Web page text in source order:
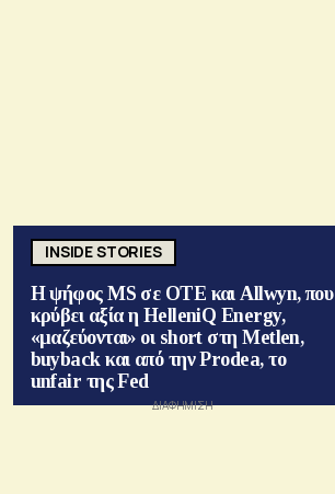
INSIDE STORIES
Η ψήφος MS σε ΟΤΕ και Allwyn, που
κρύβει αξία η HelleniQ Energy,
«μαζεύονται» οι short στη Metlen,
buyback και από την Prodea, το
unfair της Fed